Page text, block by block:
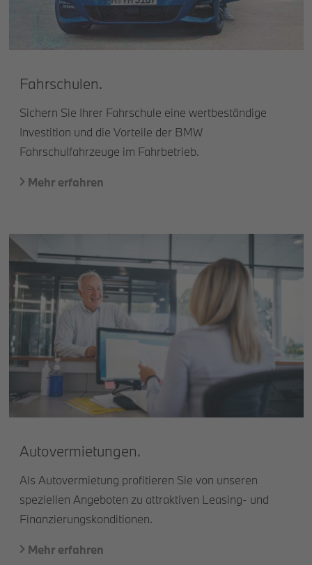
Fahrschulen.
Sichern Sie Ihrer Fahrschule eine wertbeständige
Investition und die Vorteile der BMW
Fahrschulfahrzeuge im Fahrbetrieb.
Mehr erfahren
Autovermietungen.
Als Autovermietung profitieren Sie von unseren
speziellen Angeboten zu attraktiven Leasing- und
Finanzierungskonditionen.
Mehr erfahren